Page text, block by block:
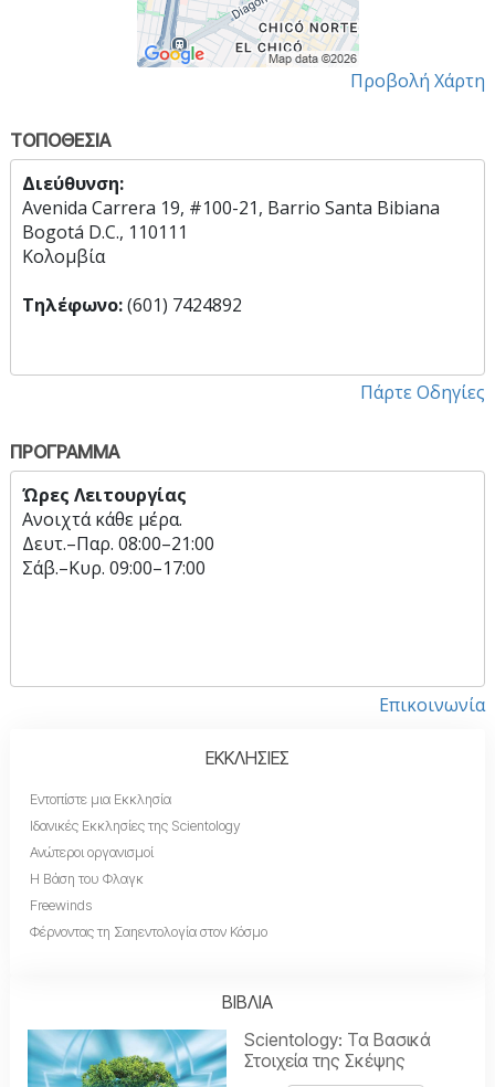
Προβολή Χάρτη
ΤΟΠΟΘΕΣΙΑ
Διεύθυνση:
Avenida Carrera 19, #100-21, Barrio Santa Bibiana
Bogotá D.C., 110111
Κολομβία
Τηλέφωνο:(601) 7424892
Πάρτε Οδηγίες
ΠΡΟΓΡΑΜΜΑ
Ώρες Λειτουργίας
Ανοιχτά κάθε μέρα.
Δευτ.–Παρ. 08:00–21:00
Σάβ.–Κυρ. 09:00–17:00
Επικοινωνία
ΕΚΚΛΗΣΙΕΣ
Εντοπίστε μια Εκκλησία
Ιδανικές Εκκλησίες της Scientology
Ανώτεροι οργανισμοί
Η Βάση του Φλαγκ
Freewinds
Φέρνοντας τη Σαηεντολογία στον Κόσμο
ΒΙΒΛΙΑ
Scientology: Τα Βασικά
Στοιχεία της Σκέψης